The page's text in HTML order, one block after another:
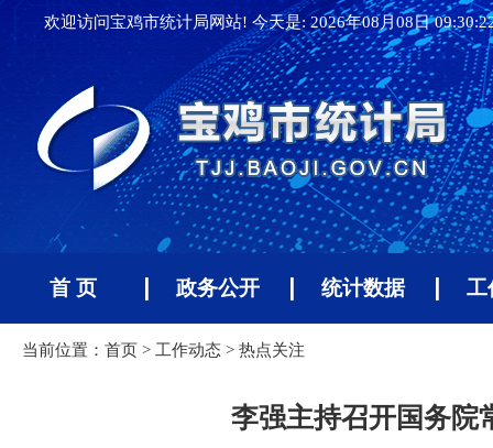
欢迎访问宝鸡市统计局网站! 今天是:2026年08月08日
首 页 政务公开 统计数据 工
当前位置： 首页 > 工作动态 > 热点关注
李强主持召开国务院